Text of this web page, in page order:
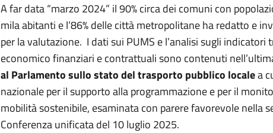
A far data “marzo 2024” il 90% circa dei comuni con
mila abitanti e l’86% delle città metropolitane ha redatto e
per la valutazione. I dati sui PUMS e l’analisi sugli indicatori
economico finanziari e contrattuali sono contenuti
al Parlamento sullo stato del trasporto pubblico localea
nazionale per il supporto alla programmazione e per il
mobilità sostenibile, esaminata con parere favorevole nella
Conferenza unificata del 10 luglio 2025.